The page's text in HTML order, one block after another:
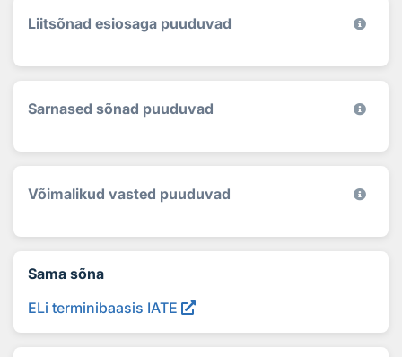
Liitsõnad esiosaga puuduvad
Sarnased sõnad puuduvad
Võimalikud vasted puuduvad
Sama sõna
ELi terminibaasis IATE